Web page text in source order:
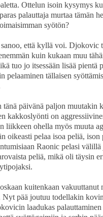
Ottelun isoin kysymys
palauttaja murtaa tämän
syötön?
että kyllä voi. Djokovic
kuin kukaan muu
tuo jo itsessään lisää pientä
pelaaminen tällaisen
tänä päivänä paljon muutakin
kakkoslyönti on
liikkeen ohella myös muuta
oikeasti pelaa isoa peliä, ison
Raonic pelasi
peliä, mikä oli täysin
kuitenkaan vakuuttanut
Nyt pää joutuu todellakin
laadukas